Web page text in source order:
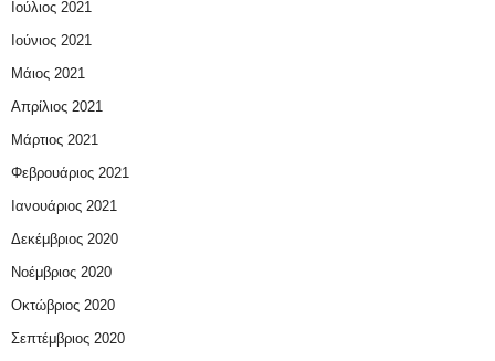
Ιούλιος 2021
Ιούνιος 2021
Μάιος 2021
Απρίλιος 2021
Μάρτιος 2021
Φεβρουάριος 2021
Ιανουάριος 2021
Δεκέμβριος 2020
Νοέμβριος 2020
Οκτώβριος 2020
Σεπτέμβριος 2020